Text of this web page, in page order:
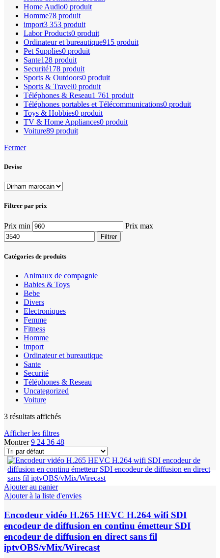
Home Audio0 produit
Homme78 produit
import3 353 produit
Labor Products0 produit
Ordinateur et bureautique915 produit
Pet Supplies0 produit
Sante128 produit
Securité178 produit
Sports & Outdoors0 produit
Sports & Travel0 produit
Téléphones & Reseau1 761 produit
Téléphones portables et Télécommunications0 produit
Toys & Hobbies0 produit
TV & Home Appliances0 produit
Voiture89 produit
Fermer
Devise
Filtrer par prix
Prix min Prix max
Filtrer
Catégories de produits
Animaux de compagnie
Babies & Toys
Bebe
Divers
Electroniques
Femme
Fitness
Homme
import
Ordinateur et bureautique
Sante
Securité
Téléphones & Reseau
Uncategorized
Voiture
3 résultats affichés
Afficher les filtres
Montrer9 24 36 48
Ajouter au panier
Ajouter à la liste d'envies
Encodeur vidéo H.265 HEVC H.264 wifi SDI
encodeur de diffusion en continu émetteur SDI
encodeur de diffusion en direct sans fil
iptvOBS/vMix/Wirecast